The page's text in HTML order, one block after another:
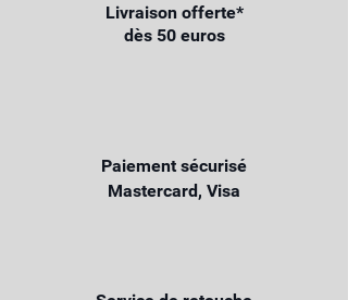
Livraison offerte*
dès 50 euros
Paiement sécurisé
Mastercard, Visa